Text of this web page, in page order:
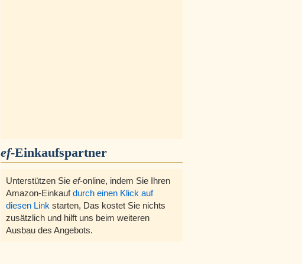
ef-Einkaufspartner
Unterstützen Sie ef-online, indem Sie Ihren
Amazon-Einkaufdurch einen Klick auf
diesen Link starten, Das kostet Sie nichts
zusätzlich und hilft uns beim weiteren
Ausbau des Angebots.